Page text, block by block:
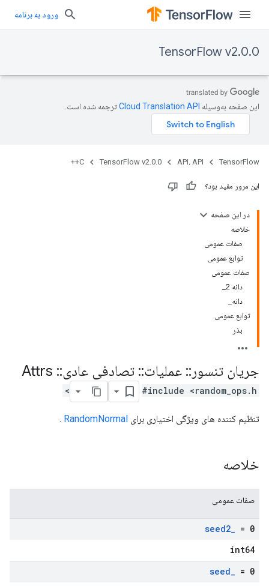
ورود به برنامه
TensorFlow v2.0.0
این صفحه به‌وسیله ترجمه شده است.
TensorFlow API، API TensorFlow v2.0.0
C++
این مرور مفید بود؟
در این صفحه
خلاصه
صفات عمومی
توابع عمومی
صفات عمومی
دانه 2_
دانه_
توابع عمومی
بذر
جریان تنسور :: عملیات:: تصادفی عادی::
#include <random_ops.h>
تنظیم کننده های ویژگی اختیاری برای RandomNormal
.
خلاصه
صفات عمومی
seed2_ = 0
int64
seed_ = 0